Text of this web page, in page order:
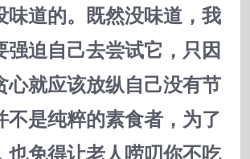
味道的。既然没味道，我
强迫自己去尝试它，只因
心就应该放纵自己没有节
不是纯粹的素食者，为了
也免得让老人唠叨你不吃